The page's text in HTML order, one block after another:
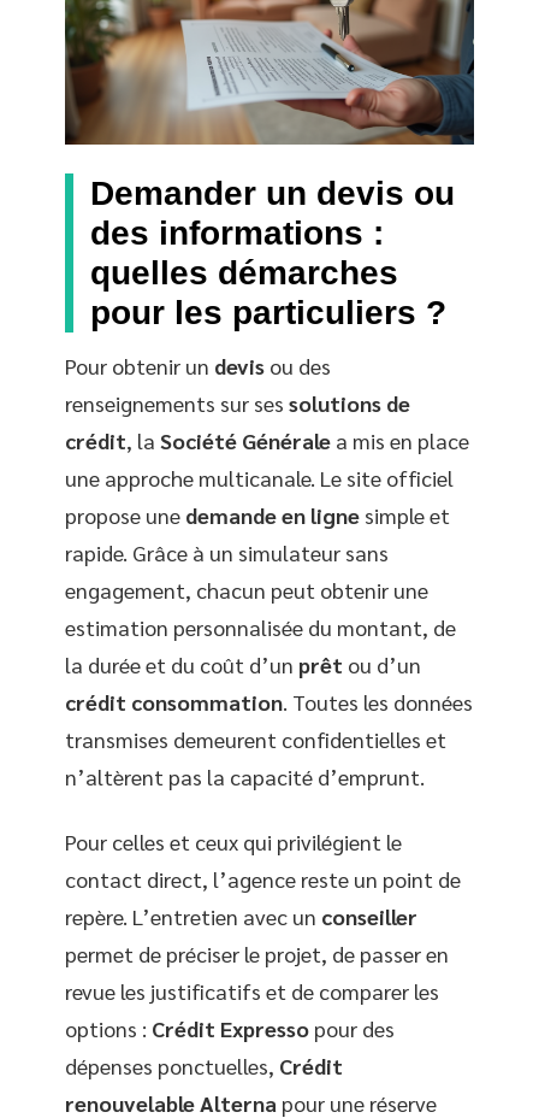
Demander un devis ou
des informations :
quelles démarches
pour les particuliers ?
Pour obtenir un devis ou des
renseignements sur ses solutions de
crédit, la Société Générale a mis en place
une approche multicanale. Le site officiel
propose une demande en ligne simple et
rapide. Grâce à un simulateur sans
engagement, chacun peut obtenir une
estimation personnalisée du montant, de
la durée et du coût d’un prêt ou d’un
crédit consommation. Toutes les données
transmises demeurent confidentielles et
n’altèrent pas la capacité d’emprunt.
Pour celles et ceux qui privilégient le
contact direct, l’agence reste un point de
repère. L’entretien avec un conseiller
permet de préciser le projet, de passer en
revue les justificatifs et de comparer les
options : Crédit Expresso pour des
dépenses ponctuelles, Crédit
renouvelable Alterna pour une réserve